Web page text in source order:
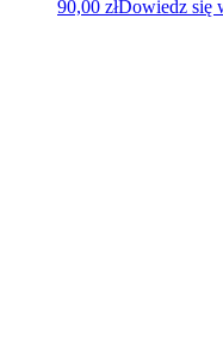
90,00 złDowiedz się